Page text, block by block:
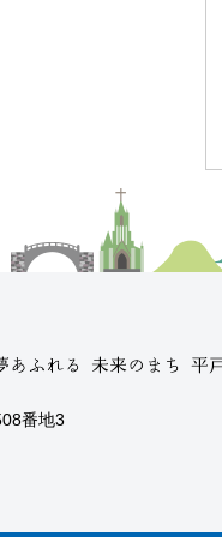
番地3